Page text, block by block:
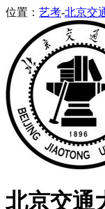
位置： 艺考-北京交
北京交通